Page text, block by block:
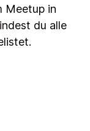
Meetup in
du alle